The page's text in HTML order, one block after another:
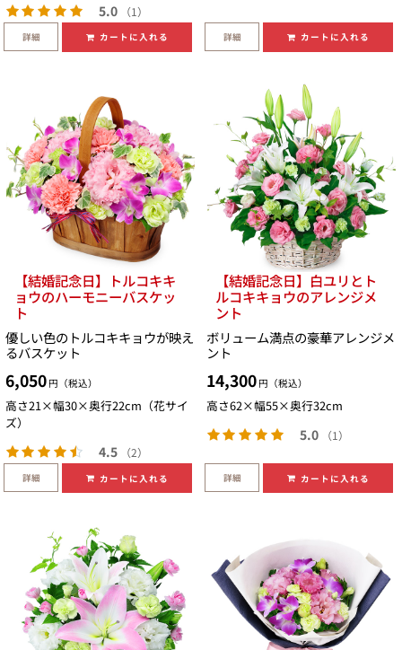
5.0 （1）
詳細 カートに入れる 詳細 カートに入れる
【結婚記念日】トルコキキ
ョウのハーモニーバスケッ
ト
優しい色のトルコキキョウが映え
るバスケット
6,050 円（税込）
高さ21×幅30×奥行22cm（花サイ
ズ）
4.5 （2）
詳細 カートに入れる
【結婚記念日】白ユリとト
ルコキキョウのアレンジメ
ント
ボリューム満点の豪華アレンジメ
ント
14,300 円（税込）
高さ62×幅55×奥行32cm
5.0 （1）
詳細 カートに入れる